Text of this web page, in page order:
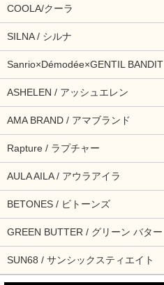
COOLA/クーラ
SILNA / シルナ
Sanrio×Démodée×GENTIL BANDIT
ASHELEN / アッシュエレン
AMA BRAND / アマブランド
Rapture / ラプチャー
AULA AILA / アウラアイラ
BETONES / ビトーンズ
GREEN BUTTER / グリーン バター
SUN68 / サンシックスティエイト